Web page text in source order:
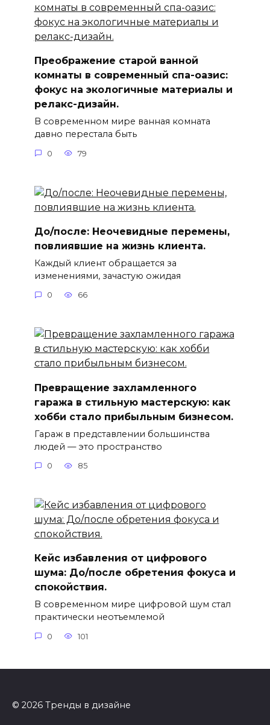
Преображение старой ванной
комнаты в современный спа-оазис:
фокус на экологичные материалы и
релакс-дизайн.
В современном мире ванная комната
давно перестала быть
0 79
До/после: Неочевидные перемены,
повлиявшие на жизнь клиента.
Каждый клиент обращается за
изменениями, зачастую ожидая
0 66
Превращение захламленного
гаража в стильную мастерскую: как
хобби стало прибыльным бизнесом.
Гараж в представлении большинства
людей — это пространство
0 85
Кейс избавления от цифрового
шума: До/после обретения фокуса и
спокойствия.
В современном мире цифровой шум стал
практически неотъемлемой
0 101
© 2026 Тренды в дизайне